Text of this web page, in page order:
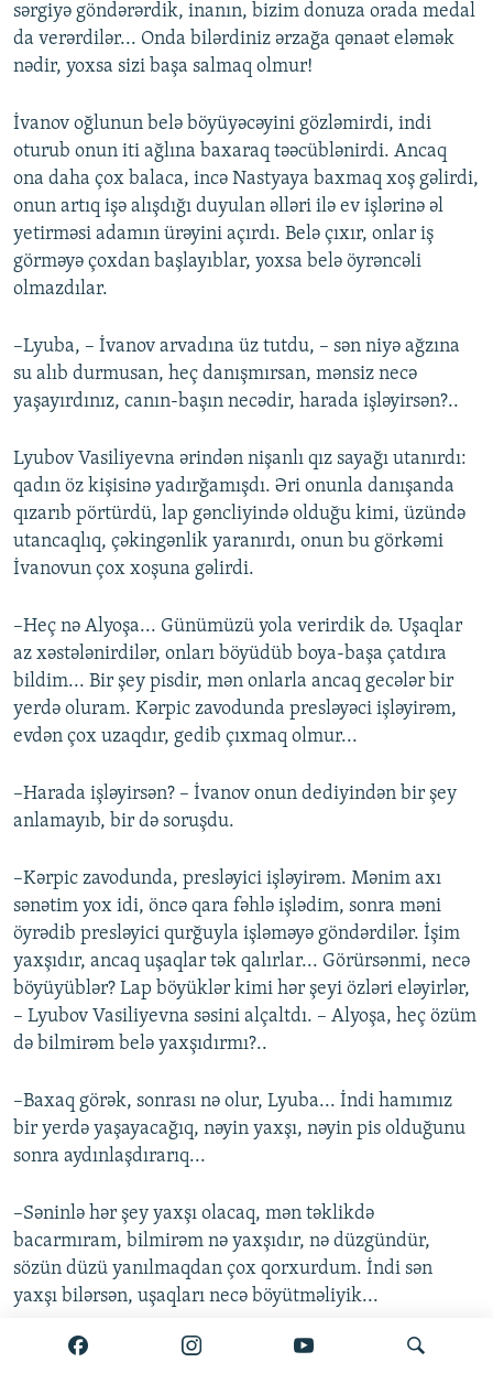
sərgiyə göndərərdik, inanın, bizim donuza orada medal
da verərdilər... Onda bilərdiniz ərzağa qənaət eləmək
nədir, yoxsa sizi başa salmaq olmur!
İvanov oğlunun belə böyüyəcəyini gözləmirdi, indi
oturub onun iti ağlına baxaraq təəcüblənirdi. Ancaq
ona daha çox balaca, incə Nastyaya baxmaq xoş gəlirdi,
onun artıq işə alışdığı duyulan əlləri ilə ev işlərinə əl
yetirməsi adamın ürəyini açırdı. Belə çıxır, onlar iş
görməyə çoxdan başlayıblar, yoxsa belə öyrəncəli
olmazdılar.
–Lyuba, – İvanov arvadına üz tutdu, – sən niyə ağzına
su alıb durmusan, heç danışmırsan, mənsiz necə
yaşayırdınız, canın-başın necədir, harada işləyirsən?..
Lyubov Vasiliyevna ərindən nişanlı qız sayağı utanırdı:
qadın öz kişisinə yadırğamışdı. Əri onunla danışanda
qızarıb pörtürdü, lap gəncliyində olduğu kimi, üzündə
utancaqlıq, çəkingənlik yaranırdı, onun bu görkəmi
İvanovun çox xoşuna gəlirdi.
–Heç nə Alyoşa... Günümüzü yola verirdik də. Uşaqlar
az xəstələnirdilər, onları böyüdüb boya-başa çatdıra
bildim... Bir şey pisdir, mən onlarla ancaq gecələr bir
yerdə oluram. Kərpic zavodunda presləyəci işləyirəm,
evdən çox uzaqdır, gedib çıxmaq olmur...
–Harada işləyirsən? – İvanov onun dediyindən bir şey
anlamayıb, bir də soruşdu.
–Kərpic zavodunda, presləyici işləyirəm. Mənim axı
sənətim yox idi, öncə qara fəhlə işlədim, sonra məni
öyrədib presləyici qurğuyla işləməyə göndərdilər. İşim
yaxşıdır, ancaq uşaqlar tək qalırlar... Görürsənmi, necə
böyüyüblər? Lap böyüklər kimi hər şeyi özləri eləyirlər,
– Lyubov Vasiliyevna səsini alçaltdı. – Alyoşa, heç özüm
də bilmirəm belə yaxşıdırmı?..
–Baxaq görək, sonrası nə olur, Lyuba... İndi hamımız
bir yerdə yaşayacağıq, nəyin yaxşı, nəyin pis olduğunu
sonra aydınlaşdırarıq...
–Səninlə hər şey yaxşı olacaq, mən təklikdə
bacarmıram, bilmirəm nə yaxşıdır, nə düzgündür,
sözün düzü yanılmaqdan çox qorxurdum. İndi sən
yaxşı bilərsən, uşaqları necə böyütməliyik...
İvanov ayağa qalxıb, mətbəxin yanındakı otağa keçdi.